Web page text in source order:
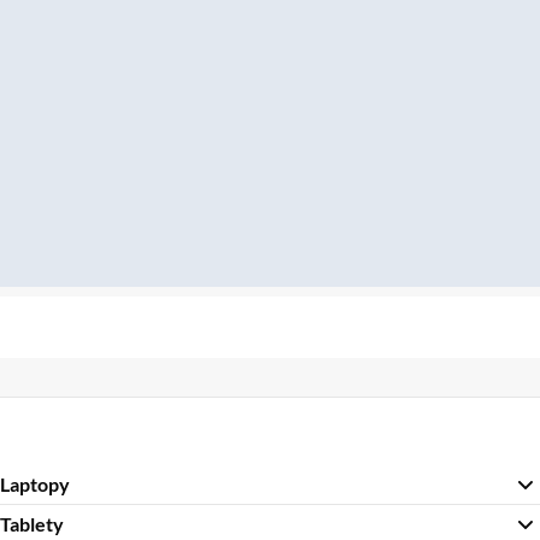
Laptopy
Tablety